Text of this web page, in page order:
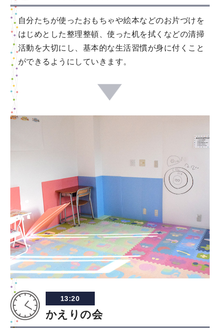
自分たちが使ったおもちゃや絵本などのお片づけを
はじめとした整理整頓、使った机を拭くなどの清掃
活動を大切にし、基本的な生活習慣が身に付くこと
ができるようにしていきます。
13:20
かえりの会